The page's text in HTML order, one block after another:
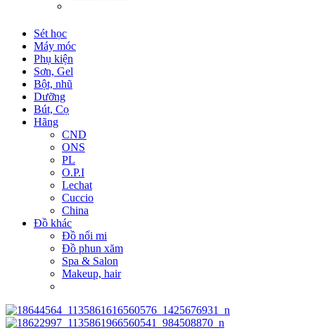
Sét học
Máy móc
Phụ kiện
Sơn, Gel
Bột, nhũ
Dưỡng
Bút, Cọ
Hãng
CND
ONS
PL
O.P.I
Lechat
Cuccio
China
Đồ khác
Đồ nối mi
Đồ phun xăm
Spa & Salon
Makeup, hair